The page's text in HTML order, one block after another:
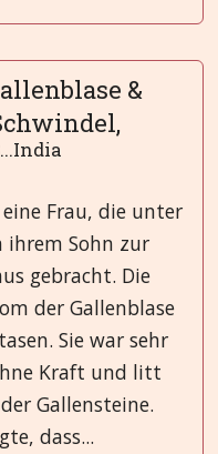
&
Frau, die unter
ihrem Sohn zur
gebracht. Die
der Gallenblase
Sie war sehr
Kraft und litt
Gallensteine.
dass...